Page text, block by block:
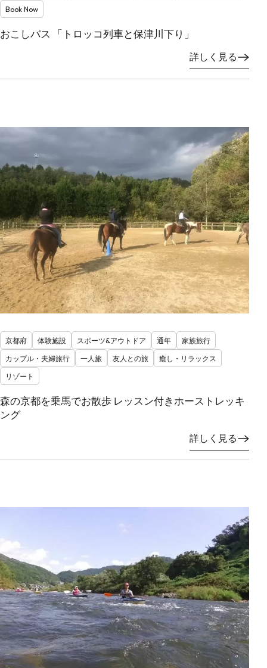
Book Now
おこしバス 「トロッコ列車と保津川下り」
詳しく見る
京都府 体験施設 スポーツ&アウトドア 通年
家族旅行
カップル・夫婦旅行
一人旅 友人との旅
癒し・リラックス
リゾート
森の京都を乗馬でお散歩 レッスン付きホーストレッキ
ング
詳しく見る